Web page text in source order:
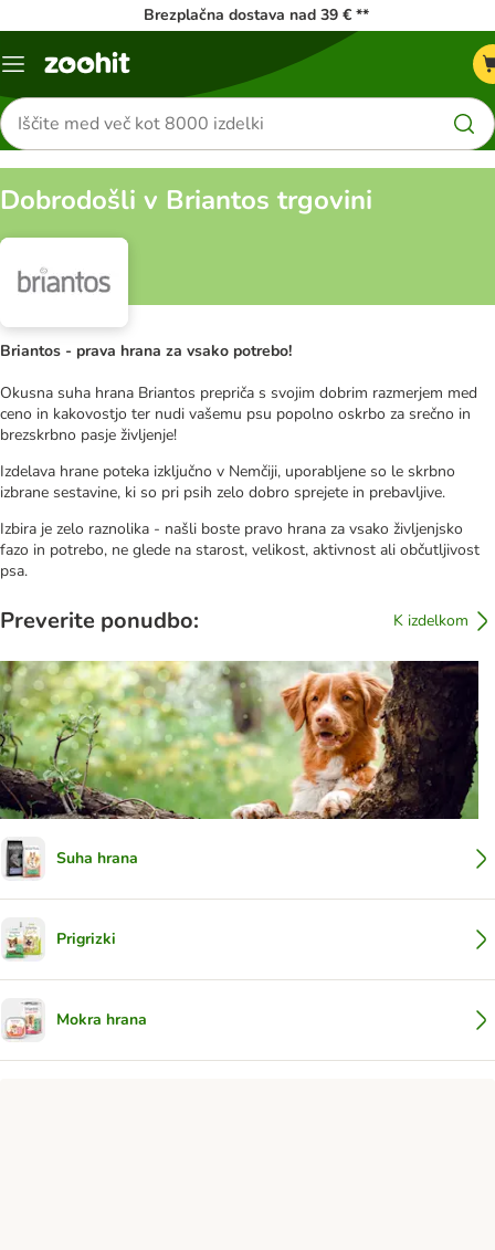
Brezplačna dostava nad 39 € **
Meni
Iskanje
izdelkov
Dobrodošli v Briantos trgovini
Briantos - prava hrana za vsako potrebo!
Okusna suha hrana Briantos prepriča s svojim dobrim razmerjem med
ceno in kakovostjo ter nudi vašemu psu popolno oskrbo za srečno in
brezskrbno pasje življenje!
Izdelava hrane poteka izključno v Nemčiji, uporabljene so le skrbno
izbrane sestavine, ki so pri psih zelo dobro sprejete in prebavljive.
Izbira je zelo raznolika - našli boste pravo hrana za vsako življenjsko
fazo in potrebo, ne glede na starost, velikost, aktivnost ali občutljivost
psa.
Preverite ponudbo: K izdelkom
Suha hrana
Prigrizki
Mokra hrana